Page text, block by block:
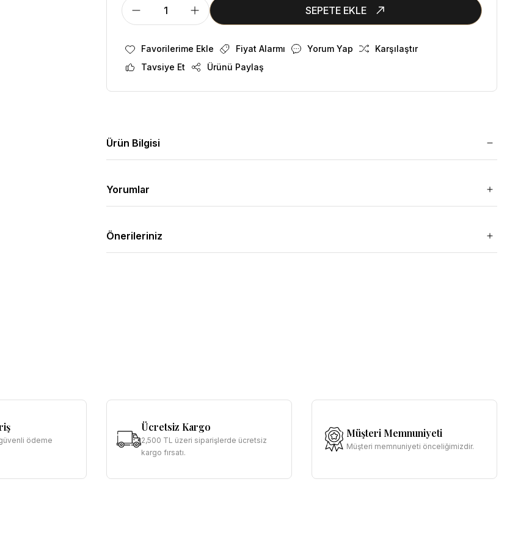
SEPETE EKLE
Fiyat Alarmı Yorum Yap
Karşılaştır
Tavsiye Et
Ürünü Paylaş
Ürün Bilgisi
Yorumlar
Önerileriniz
ödeme
Ücretsiz Kargo
2,500 TL üzeri siparişlerde ücretsiz
kargo fırsatı.
Müşteri Memnuniyeti
Müşteri memnuniyeti önceliğimizdir.